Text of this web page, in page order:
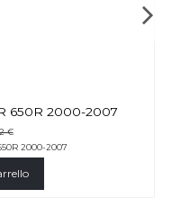
650R 2000-2007
€
2000-2007